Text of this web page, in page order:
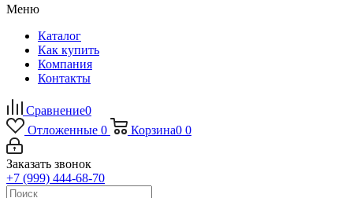
Меню
Каталог
Как купить
Компания
Контакты
Сравнение0
Отложенные 0 Корзина0 0
Заказать звонок
+7 (999) 444-68-70